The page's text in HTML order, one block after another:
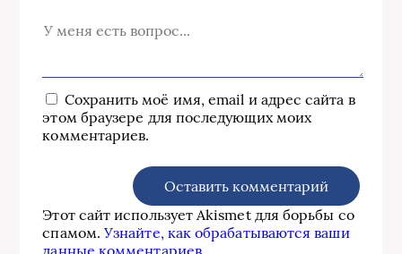
Сохранить моё имя, email и адрес сайта в
этом браузере для последующих моих
комментариев.
Этот сайт использует Akismet для борьбы со
спамом.Узнайте, как обрабатываются ваши
данные комментариев.